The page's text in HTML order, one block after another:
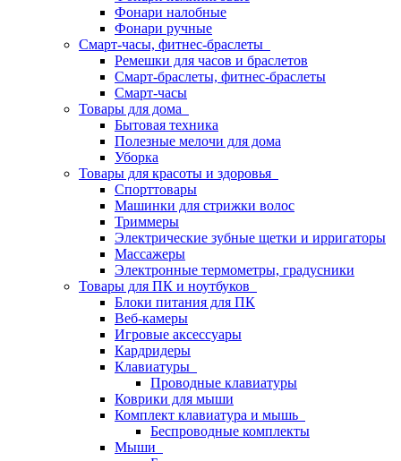
Фонари налобные
Фонари ручные
Смарт-часы, фитнес-браслеты
Ремешки для часов и браслетов
Смарт-браслеты, фитнес-браслеты
Смарт-часы
Товары для дома
Бытовая техника
Полезные мелочи для дома
Уборка
Товары для красоты и здоровья
Спорттовары
Машинки для стрижки волос
Триммеры
Электрические зубные щетки и ирригаторы
Массажеры
Электронные термометры, градусники
Товары для ПК и ноутбуков
Блоки питания для ПК
Веб-камеры
Игровые аксессуары
Кардридеры
Клавиатуры
Проводные клавиатуры
Коврики для мыши
Комплект клавиатура и мышь
Беспроводные комплекты
Мыши